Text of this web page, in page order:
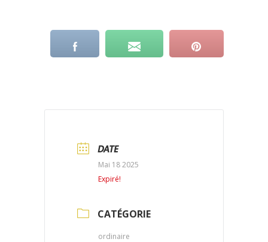
DATE
Mai 18 2025
Expiré!
CATÉGORIE
ordinaire